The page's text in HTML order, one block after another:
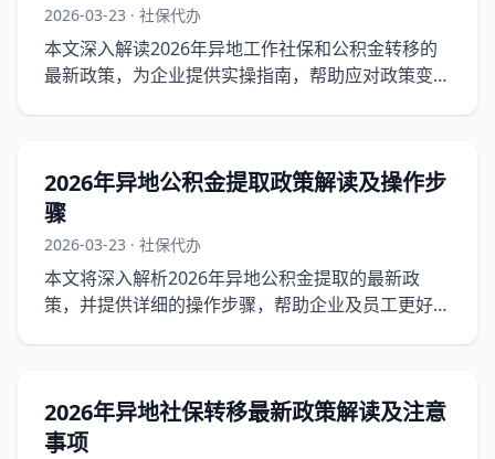
2026-03-23 · 社保代办
本文深入解读2026年异地工作社保和公积金转移的
最新政策，为企业提供实操指南，帮助应对政策变化
2026年异地公积金提取政策解读及操作步
骤
2026-03-23 · 社保代办
本文将深入解析2026年异地公积金提取的最新政
策，并提供详细的操作步骤，帮助企业及员工更好地
2026年异地社保转移最新政策解读及注意
事项